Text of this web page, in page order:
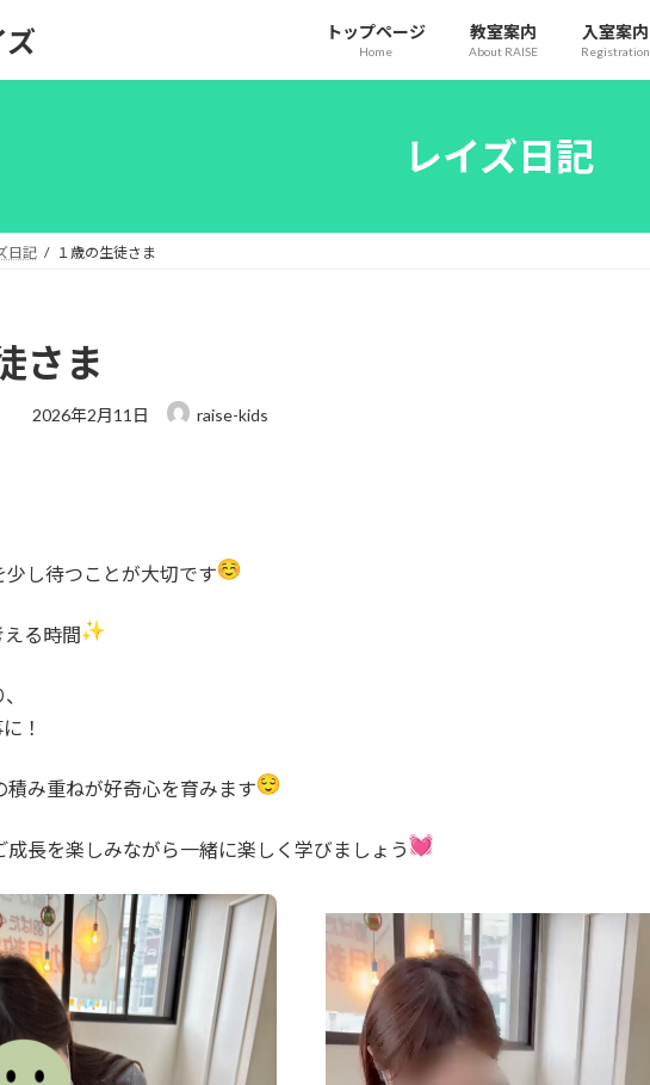
ズ トップページ
Home
教室案内
About RAISE
入室案内
Registration
レイズ日記
日記 １歳の生徒さま
さま
最
2026年2月11日 raise-kids
少し待つことが大切です
る時間
！
積み重ねが好奇心を育みます
成長を楽しみながら一緒に楽しく学びましょう